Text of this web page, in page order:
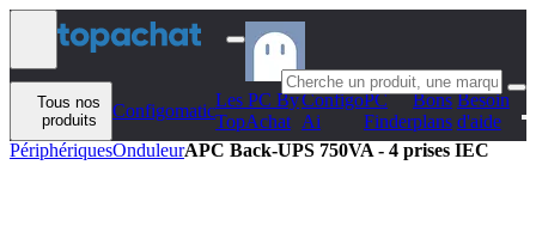
Aller au contenu
Tous nos
produits
Configomatic
Les PC By
TopAchat
Configo
Ai
PC
Finder
Bons
plans
Besoin
d'aide
PériphériquesOnduleurAPC Back-UPS 750VA - 4 prises IEC